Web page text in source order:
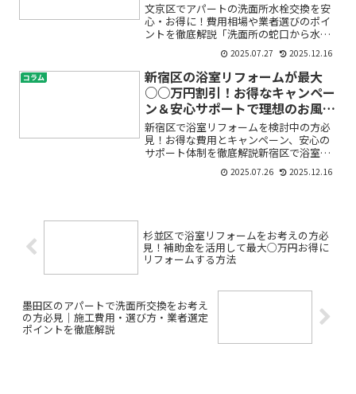
文京区でアパートの洗面所水栓交換を安
心・お得に！費用相場や業者選びのポイ
ントを徹底解説「洗面所の蛇口から水漏
れが…」「アパートの水栓が古くて使い
づらい」「修理や交換にいくらかかる
の？」——そんなお悩みをお持ちではあ
りませんか？特に文京区のア...
2025.07.27 2025.12.16
コラム
新宿区の浴室リフォームが最大
○○万円割引！お得なキャンペー
ン＆安心サポートで理想のお風呂
を実現
新宿区で浴室リフォームを検討中の方必
見！お得な費用とキャンペーン、安心の
サポート体制を徹底解説新宿区で浴室リ
フォームやバスルーム改装を検討してい
るけれど、「費用はどれくらいかかる
2025.07.26 2025.12.16
杉並区で浴室リフォームをお考えの方必
見！補助金を活用して最大○万円お得に
リフォームする方法
墨田区のアパートで洗面所交換をお考え
の方必見｜施工費用・選び方・業者選定
ポイントを徹底解説